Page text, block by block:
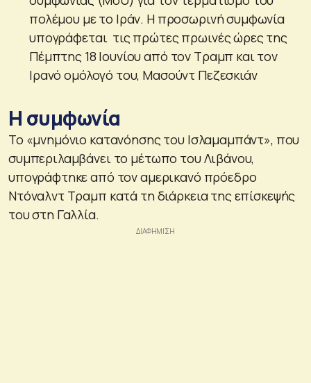
πολέμου με το Ιράν. Η προσωρινή συμφωνία
υπογράφεται τις πρώτες πρωινές ώρες της
Πέμπτης 18 Ιουνίου από τον Τραμπ και τον
Ιρανό ομόλογό του, Μασούντ Πεζεσκιάν
Η συμφωνία
Το «μνημόνιο κατανόησης του Ισλαμαμπάντ», που
συμπεριλαμβάνει το μέτωπο του Λιβάνου,
υπογράφτηκε από τον αμερικανό πρόεδρο
Ντόναλντ Τραμπ κατά τη διάρκεια της επίσκεψής
του στη Γαλλία.